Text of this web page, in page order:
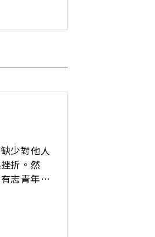
少對他人
折。然
志青年。
部長的努